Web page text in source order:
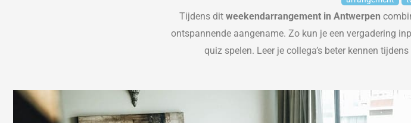
Tijdens ditweekendarrangement in Antwerpen
ontspannende aangename. Zo kun je een vergadering
quiz spelen. Leer je collega’s beter kennen